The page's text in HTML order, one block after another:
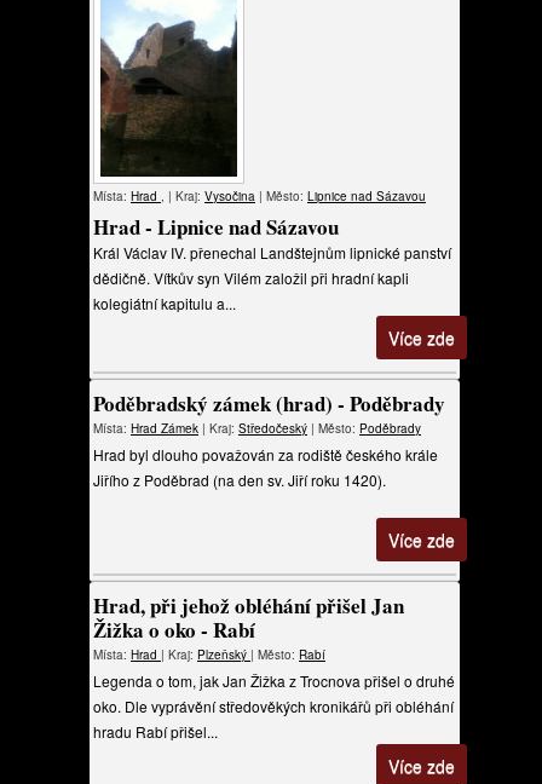
Místa: Hrad , | Kraj: Vysočina | Město: Lipnice nad Sázavou
Hrad - Lipnice nad Sázavou
Král Václav IV. přenechal Landštejnům lipnické panství
dědičně. Vítkův syn Vilém založil při hradní kapli
kolegiátní kapitulu a...
Více zde
Poděbradský zámek (hrad) - Poděbrady
Místa: Hrad Zámek | Kraj: Středočeský | Město: Poděbrady
Hrad byl dlouho považován za rodiště českého krále
Jiřího z Poděbrad (na den sv. Jiří roku 1420).
Více zde
Hrad, při jehož obléhání přišel Jan
Žižka o oko - Rabí
Místa: Hrad | Kraj: Plzeňský | Město: Rabí
Legenda o tom, jak Jan Žižka z Trocnova přišel o druhé
oko. Dle vyprávění středověkých kronikářů při obléhání
hradu Rabí přišel...
Více zde